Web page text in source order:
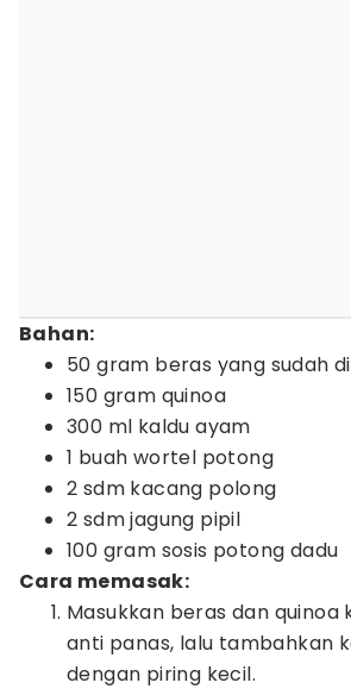
Bahan:
50 gram beras yang sudah
150 gram quinoa
300 ml kaldu ayam
1 buah wortel potong
2 sdm kacang polong
2 sdm jagung pipil
100 gram sosis potong dadu
Cara memasak:
Masukkan beras dan quinoa
anti panas, lalu tambahkan
dengan piring kecil.